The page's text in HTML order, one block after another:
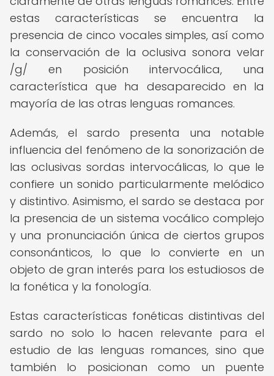
estas características se encuentra la
presencia de cinco vocales simples, así como
la conservación de la oclusiva sonora velar
/g/ en posición intervocálica, una
característica que ha desaparecido en la
mayoría de las otras lenguas romances.
Además, el sardo presenta una notable
influencia del fenómeno de la sonorización de
las oclusivas sordas intervocálicas, lo que le
confiere un sonido particularmente melódico
y distintivo. Asimismo, el sardo se destaca por
la presencia de un sistema vocálico complejo
y una pronunciación única de ciertos grupos
consonánticos, lo que lo convierte en un
objeto de gran interés para los estudiosos de
la fonética y la fonología.
Estas características fonéticas distintivas del
sardo no solo lo hacen relevante para el
estudio de las lenguas romances, sino que
también lo posicionan como un puente